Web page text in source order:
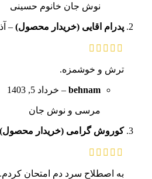
نوش جان خانوم حسینی
پدرام اقایی (خریدار محصول) – آذر
ترش و خوشمزه.
behnam
– خرداد 5, 1403
مرسی و نوش جان
کوروش گرامی (خریدار محصول)
به اصطلاح سرد دم امتحان